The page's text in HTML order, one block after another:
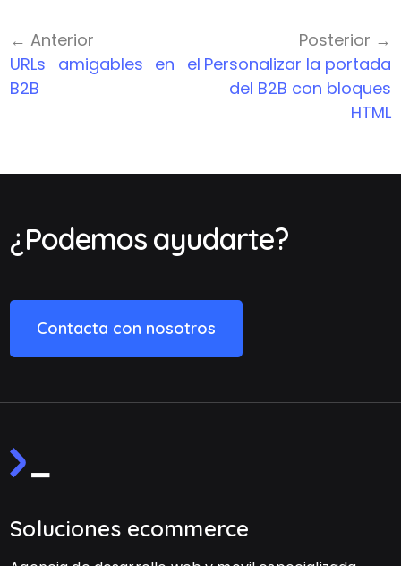
← Anterior
URLs amigables en el
B2B
Posterior →
Personalizar la portada
del B2B con bloques
HTML
¿Podemos ayudarte?
Contacta con nosotros
Soluciones ecommerce